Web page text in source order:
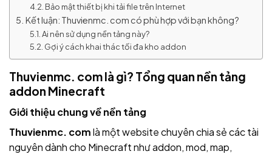
Bảo mật thiết bị khi tải file trên Internet
Kết luận: Thuvienmc. com có phù hợp với bạn không?
Ai nên sử dụng nền tảng này?
Gợi ý cách khai thác tối đa kho addon
Thuvienmc. com là gì? Tổng quan nền tảng
addon Minecraft
Giới thiệu chung về nền tảng
Thuvienmc. comlà một website chuyên chia sẻ các tài
nguyên dành cho Minecraft như addon, mod, map,